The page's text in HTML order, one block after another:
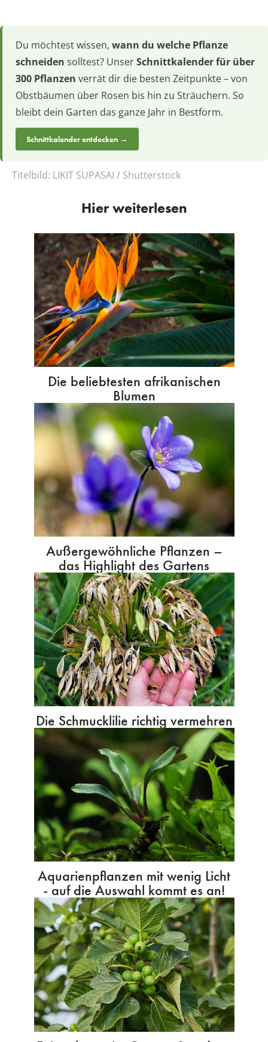
Du möchtest wissen, wann du welche Pflanze
schneiden solltest? UnserSchnittkalender für über
300 Pflanzen verrät dir die besten Zeitpunkte – von
Obstbäumen über Rosen bis hin zu Sträuchern. So
bleibt dein Garten das ganze Jahr in Bestform.
Schnittkalender entdecken →
Titelbild: LIKIT SUPASAI / Shutterstock
Hier weiterlesen
Die beliebtesten afrikanischen
Blumen
Außergewöhnliche Pflanzen –
das Highlight des Gartens
Die Schmucklilie richtig vermehren
Aquarienpflanzen mit wenig Licht
- auf die Auswahl kommt es an!